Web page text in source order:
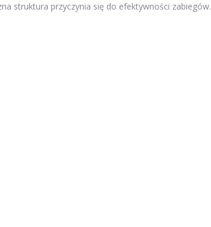
struktura przyczynia się do efektywności zabiegów.